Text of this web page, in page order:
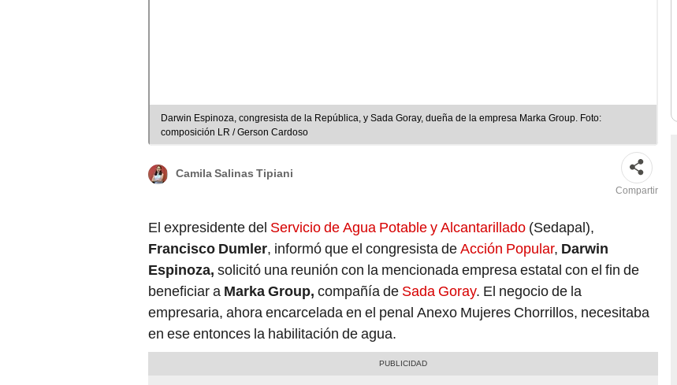
Darwin Espinoza, congresista de la República, y Sada Goray, dueña de la empresa Marka Group. Foto:
composición LR / Gerson Cardoso
Camila Salinas Tipiani
Compartir
El expresidente del Servicio de Agua Potable y Alcantarillado (Sedapal),
Francisco Dumler, informó que el congresista deAcción Popular, Darwin
Espinoza, solicitó una reunión con la mencionada empresa estatal con el fin de
beneficiar a Marka Group, compañía de Sada Goray. El negocio de la
empresaria, ahora encarcelada en el penal Anexo Mujeres Chorrillos, necesitaba
en ese entonces la habilitación de agua.